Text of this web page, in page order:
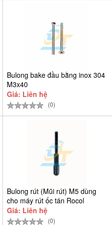
Bulong bake đầu bằng inox 304
M3x40
Giá: Liên hệ
(0)
Bulong rút (Mũi rút) M5 dùng
cho máy rút ốc tán Rocol
Giá: Liên hệ
(0)